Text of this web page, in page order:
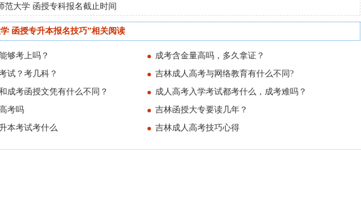
范大学 函授专科报名截止时间
函授专升本报名技巧”相关阅读
够考上吗？
成考含金量高吗，多久拿证？
试？考几科？
吉林成人高考与网络教育有什么不同?
成考函授文凭有什么不同？
成人高考入学考试都考什么，成考难吗？
考吗
吉林函授大专要读几年？
本考试考什么
吉林成人高考技巧心得